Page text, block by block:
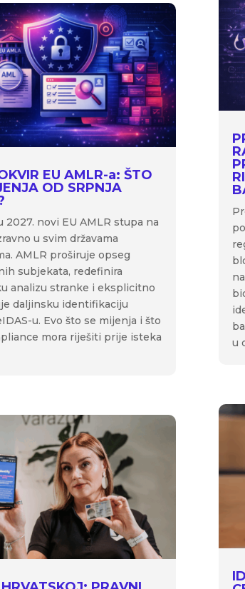
EU AMLR-a: ŠTO
OD SRPNJA
2027. novi EU AMLR stupa na
u svim državama
AMLR proširuje opseg
subjekata, redefinira
analizu stranke i eksplicitno
daljinsku identifikaciju
u. Evo što se mijenja i što
mora riješiti prije isteka
u